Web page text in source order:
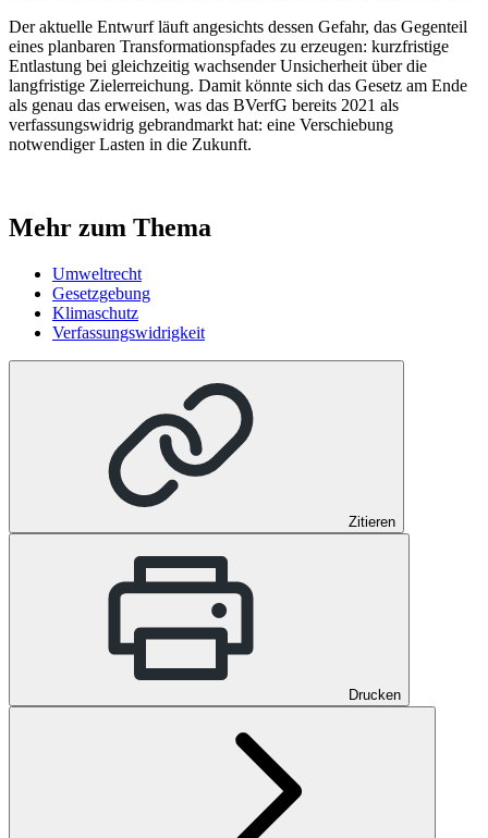
Der aktuelle Entwurf läuft angesichts dessen Gefahr, das Gegenteil
eines planbaren Transformationspfades zu erzeugen: kurzfristige
Entlastung bei gleichzeitig wachsender Unsicherheit über die
langfristige Zielerreichung. Damit könnte sich das Gesetz am Ende
als genau das erweisen, was das BVerfG bereits 2021 als
verfassungswidrig gebrandmarkt hat: eine Verschiebung
notwendiger Lasten in die Zukunft.
Mehr zum Thema
Umweltrecht
Gesetzgebung
Klimaschutz
Verfassungswidrigkeit
Zitieren
Drucken